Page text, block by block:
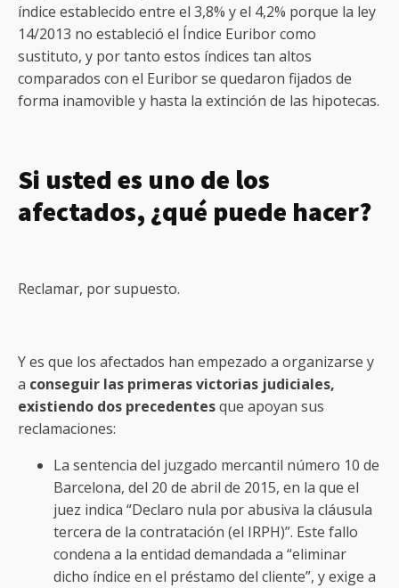
índice establecido entre el 3,8% y el 4,2% porque la ley
14/2013 no estableció el Índice Euribor como
sustituto, y por tanto estos índices tan altos
comparados con el Euribor se quedaron fijados de
forma inamovible y hasta la extinción de las hipotecas.
Si usted es uno de los
afectados, ¿qué puede hacer?
Reclamar, por supuesto.
Y es que los afectados han empezado a organizarse y
a conseguir las primeras victorias judiciales,
existiendo dos precedentesque apoyan sus
reclamaciones:
La sentencia del juzgado mercantil número 10 de
Barcelona, del 20 de abril de 2015, en la que el
juez indica “Declaro nula por abusiva la cláusula
tercera de la contratación (el IRPH)”. Este fallo
condena a la entidad demandada a “eliminar
dicho índice en el préstamo del cliente”, y exige a